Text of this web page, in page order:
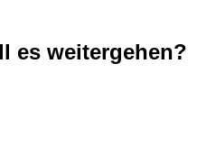
es weitergehen?